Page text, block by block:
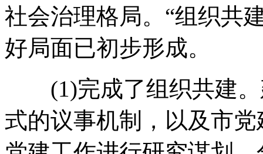
社会治理格局。“组织共
好局面已初步形成。
(1)完成了组织共建。
式的议事机制，以及市